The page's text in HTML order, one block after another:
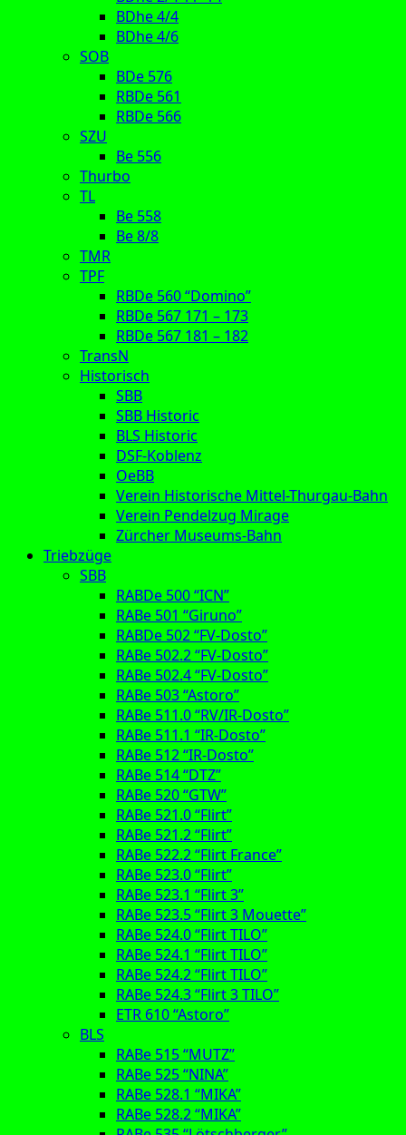
BDhe 4/4
BDhe 4/6
SOB
BDe 576
RBDe 561
RBDe 566
SZU
Be 556
Thurbo
TL
Be 558
Be 8/8
TMR
TPF
RBDe 560 “Domino”
RBDe 567 171 – 173
RBDe 567 181 – 182
TransN
Historisch
SBB
SBB Historic
BLS Historic
DSF-Koblenz
OeBB
Verein Historische Mittel-Thurgau-Bahn
Verein Pendelzug Mirage
Zürcher Museums-Bahn
Triebzüge
SBB
RABDe 500 “ICN”
RABe 501 “Giruno”
RABDe 502 “FV-Dosto”
RABe 502.2 “FV-Dosto”
RABe 502.4 “FV-Dosto”
RABe 503 “Astoro”
RABe 511.0 “RV/IR-Dosto”
RABe 511.1 “IR-Dosto”
RABe 512 “IR-Dosto”
RABe 514 “DTZ”
RABe 520 “GTW”
RABe 521.0 “Flirt”
RABe 521.2 “Flirt”
RABe 522.2 “Flirt France”
RABe 523.0 “Flirt”
RABe 523.1 “Flirt 3”
RABe 523.5 “Flirt 3 Mouette”
RABe 524.0 “Flirt TILO”
RABe 524.1 “Flirt TILO”
RABe 524.2 “Flirt TILO”
RABe 524.3 “Flirt 3 TILO”
ETR 610 “Astoro”
BLS
RABe 515 “MUTZ”
RABe 525 “NINA”
RABe 528.1 “MIKA”
RABe 528.2 “MIKA”